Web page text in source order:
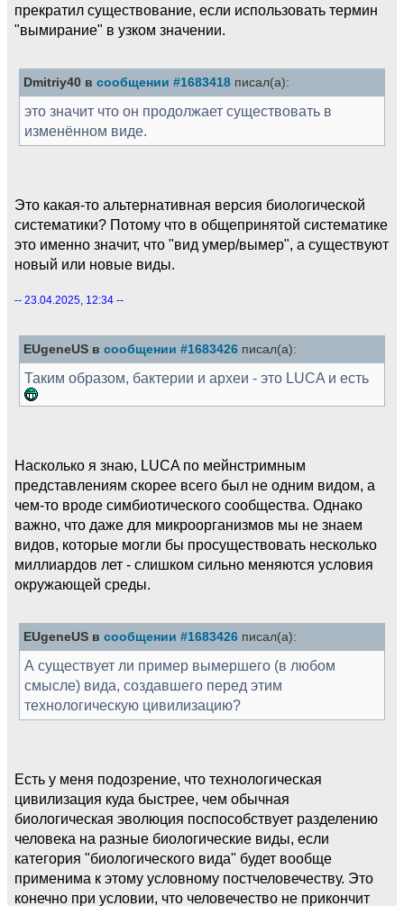
прекратил существование, если использовать термин
"вымирание" в узком значении.
Dmitriy40 в сообщении #1683418 писал(а):
это значит что он продолжает существовать в
изменённом виде.
Это какая-то альтернативная версия биологической
систематики? Потому что в общепринятой систематике
это именно значит, что "вид умер/вымер", а существуют
новый или новые виды.
-- 23.04.2025, 12:34 --
EUgeneUS в сообщении #1683426 писал(а):
Таким образом, бактерии и археи - это LUCA и есть
Насколько я знаю, LUCA по мейнстримным
представлениям скорее всего был не одним видом, а
чем-то вроде симбиотического сообщества. Однако
важно, что даже для микроорганизмов мы не знаем
видов, которые могли бы просуществовать несколько
миллиардов лет - слишком сильно меняются условия
окружающей среды.
EUgeneUS в сообщении #1683426 писал(а):
А существует ли пример вымершего (в любом
смысле) вида, создавшего перед этим
технологическую цивилизацию?
Есть у меня подозрение, что технологическая
цивилизация куда быстрее, чем обычная
биологическая эволюция поспособствует разделению
человека на разные биологические виды, если
категория "биологического вида" будет вообще
применима к этому условному постчеловечеству. Это
конечно при условии, что человечество не прикончит